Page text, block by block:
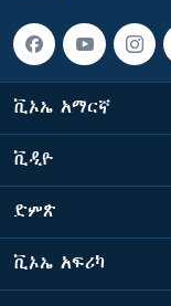
ቪኦኤ አማርኛ
ቪዲዮ
ድምጽ
ቪኦኤ አፍሪካ